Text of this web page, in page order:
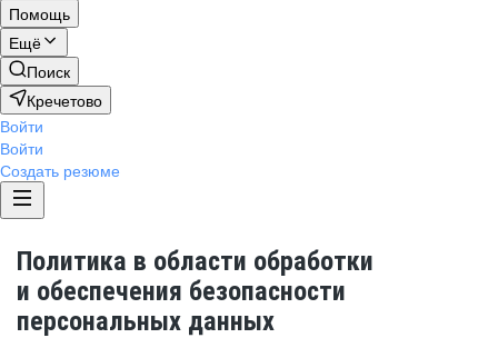
Помощь
Ещё
Поиск
Кречетово
Войти
Войти
Создать резюме
Политика в области обработки
и обеспечения безопасности
персональных данных